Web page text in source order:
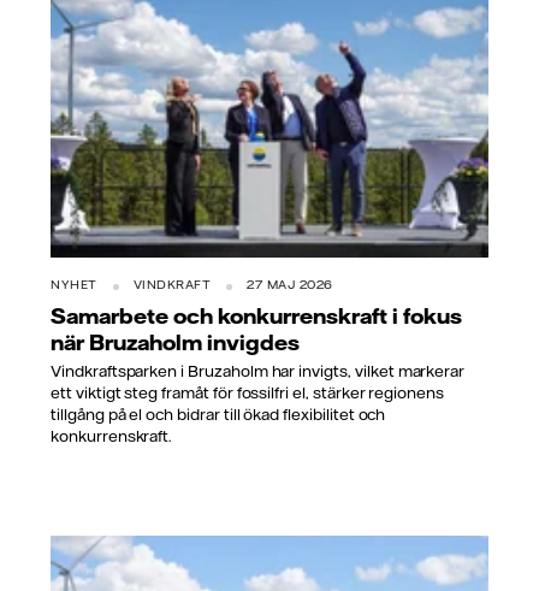
NYHET VINDKRAFT 27 MAJ 2026
Samarbete och konkurrenskraft i fokus
när Bruzaholm invigdes
Vindkraftsparken i Bruzaholm har invigts, vilket markerar
ett viktigt steg framåt för fossilfri el, stärker regionens
tillgång på el och bidrar till ökad flexibilitet och
konkurrenskraft.